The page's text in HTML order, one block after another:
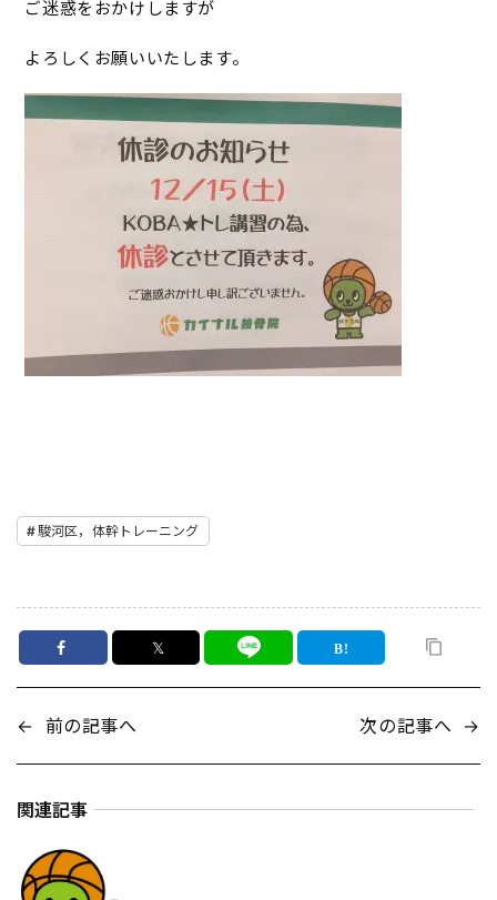
ご迷惑をおかけしますが
よろしくお願いいたします。
駿河区，体幹トレーニング
𝕏
← 前の記事へ 次の記事へ →
関連記事